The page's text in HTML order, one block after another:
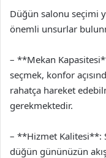
Düğün salonu seçimi
önemli unsurlar
– **Mekan
seçmek, konfor
rahatça hareket
gerekmektedir.
– **Hizmet Kalitesi**:
düğün gününüzün